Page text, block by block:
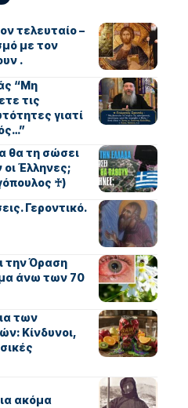
τελευταίο –
με τον
.
“Μη
τις
γιατί
θα τη σώσει
οι Έλληνες;
♰)
Γεροντικό.
την Όραση
άνω των 70
των
Κίνδυνοι,
ακόμα